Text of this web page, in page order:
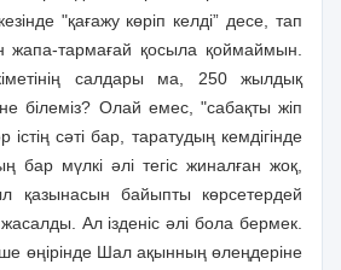
"қағажу көрiп келдi” десе, тап
тармағай қосыла қоймаймын.
салдары ма, 250 жылдық
бiлемiз? Олай емес, "сабақты жiп
iстiң сәтi бар, таратудың кемдiгiнде
бар мүлкi әлi тегiс жиналған жоқ,
қазынасын байыпты көрсетердей
Ал iзденiс әлi бола бермек.
өңiрiнде Шал ақынның өлеңдерiне